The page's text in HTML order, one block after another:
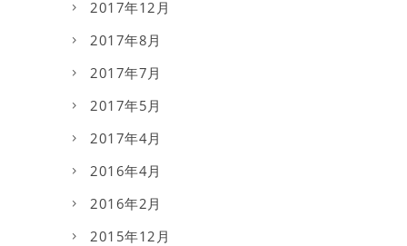
2017年12月
2017年8月
2017年7月
2017年5月
2017年4月
2016年4月
2016年2月
2015年12月